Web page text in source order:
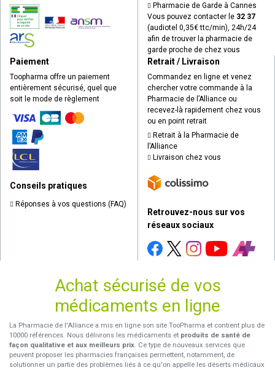
Pharmacie de Garde à Cannes
Vous pouvez contacter le 32 37
(audiotel 0,35€ ttc/min), 24h/24
afin de trouver la pharmacie de
garde proche de chez vous
Paiement
Toopharma offre un paiement
entièrement sécurisé, quel que
soit le mode de règlement
Conseils pratiques
Réponses à vos questions (FAQ)
Retrait / Livraison
Commandez en ligne et venez
chercher votre commande à la
Pharmacie de l’Alliance ou
recevez-là rapidement chez vous
ou en point retrait
Retrait à la Pharmacie de
l’Alliance
Livraison chez vous
Retrouvez-nous sur vos
réseaux sociaux
Achat sécurisé de vos
médicaments en ligne
La Pharmacie de l'Alliance a mis en ligne son site TooPharma et contient plus de
10000 références. Nous délivrons les médicaments et produits de santé de
façon qualitative et aux meilleurs prix. Ce type de nouveaux services que
peuvent proposer les pharmacies françaises permettent, notamment, de
solutionner un partie des problèmes liés à ce qu'on appelle les déserts médicaux